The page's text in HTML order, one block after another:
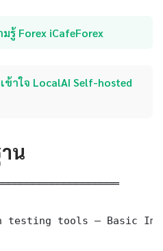
รู้ Forex iCafeForex
ข้าใจ LocalAI Self-hosted
น
tools — Basic